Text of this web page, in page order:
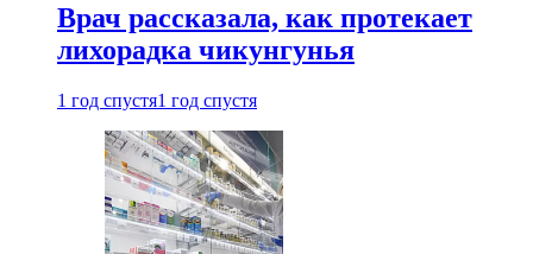
Врач рассказала, как протекает
лихорадка чикунгунья
1 год спустя1 год спустя